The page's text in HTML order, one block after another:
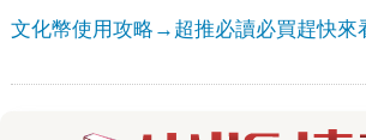
文化幣使用攻略→超推必讀必買趕快來